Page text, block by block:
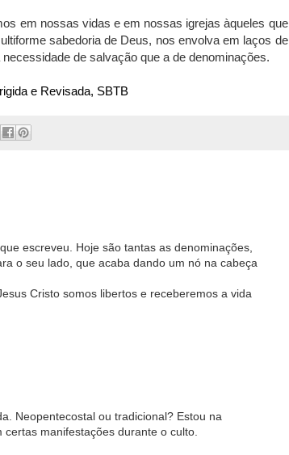
em nossas vidas e em nossas igrejas àqueles que
sabedoria de Deus, nos envolva em laços de
de salvação que a de denominações.
e Revisada, SBTB
escreveu. Hoje são tantas as denominações,
o seu lado, que acaba dando um nó na cabeça
Cristo somos libertos e receberemos a vida
Neopentecostal ou tradicional? Estou na
manifestações durante o culto.